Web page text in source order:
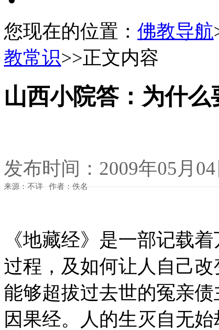
您现在的位置： 佛教导航
教常识>>正文内容
山西小院答：为什
发布时间：2009年05月
来源：不详 作者：佚名
《地藏经》是一部记载
过程，及如何让人自己
能够超拔过去世的冤亲
因果经。人的生灭自无